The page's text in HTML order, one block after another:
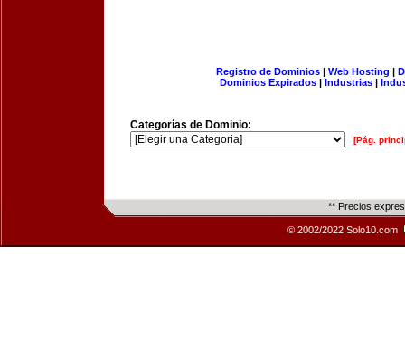
Registro de Dominios| Web Hosting |
Dominios Expirados | Industrias |
Categorías de Dominio:
[Pág.
** Precios
© 2002/2022 Solo10.com